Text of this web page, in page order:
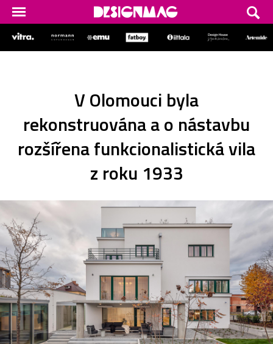
V Olomouci byla
rekonstruována a o nástavbu
rozšířena funkcionalistická vila
z roku 1933